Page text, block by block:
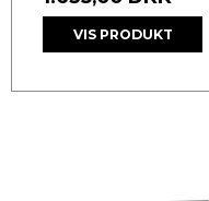
VIS PRODUKT